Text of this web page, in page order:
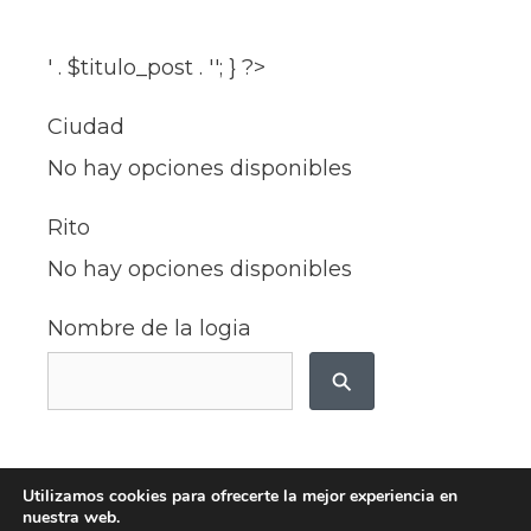
' . $titulo_post . ''; } ?>
Ciudad
No hay opciones disponibles
Rito
No hay opciones disponibles
Nombre de la logia
Utilizamos cookies para ofrecerte la mejor experiencia en
nuestra web.